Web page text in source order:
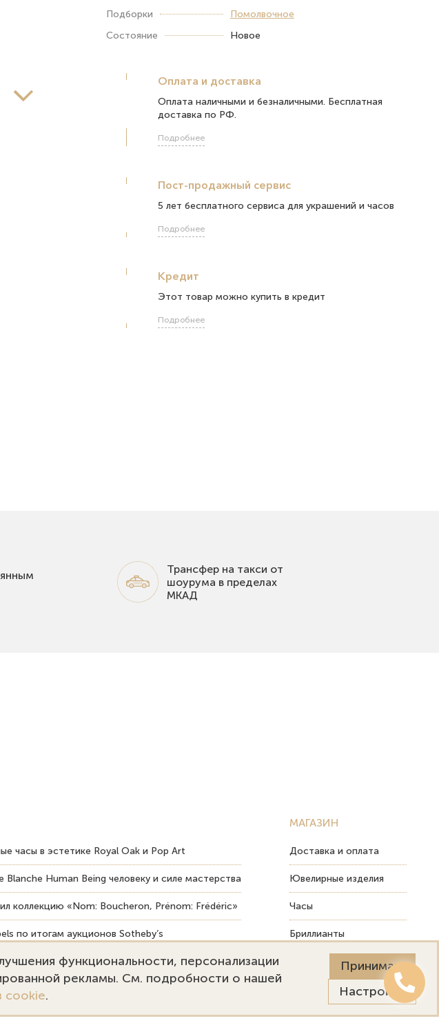
Подборки
Помолвочное
Состояние
Новое
Оплата и доставка
Оплата наличными и безналичными. Бесплатная
доставка по РФ.
Подробнее
Пост-продажный сервис
5 лет бесплатного сервиса для украшений и часов
Подробнее
Кредит
Этот товар можно купить в кредит
Подробнее
Трансфер на такси от
шоурума в пределах
МКАД
часы в эстетике Royal Oak и Pop Art
Human Being человеку и силе мастерства
коллекцию «Nom: Boucheron, Prénom: Frédéric»
по итогам аукционов Sotheby’s
долговечность ювелирных изделий
МАГАЗИН
Доставка и оплата
Ювелирные изделия
Часы
Бриллианты
Пост-продажный сервис
функциональности, персонализации
рекламы. См. подробности о нашей
cookie.
Принимаю
Настройки